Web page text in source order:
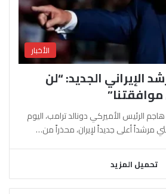
الأخبار
الإيراني الجديد: “لن
آفرين علو ـ xeber24.net هاجم الرئيس الأميركي دونالد ترامب، اليوم
مرشداً أعلى جديداً لإيران، محذراً من…
تحميل المزيد